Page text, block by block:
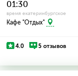
01:30
время екатеринбургское
Кафе "Отдых"
4.0 5 отзывов